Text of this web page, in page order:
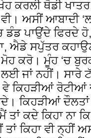
ਕਰਲੀ ਥੋਡੀ
ਅਸੀਂ ਆਬਾਦੀ
ਡੰਡ ਪਾਉਂਦੇ ਫਿਰਦੇ
ਐਡੇ ਸਪੁੱਤਰ
ਮੋਹ ਕਰੋ। ਮੂੰਹ ‘ਚ
ਜਾਂ ਨਹੀਂ। ਸਾਰੇ
ਕਿਹੜੀਆਂ ਰੋਟੀਆਂ
ਕਿਹੜੀਆਂ
ਕਦੇ ਕਿਹਾ ਨਾ
ਕਿਹਾ ਵੀ ਨ੍ਹੀਂ